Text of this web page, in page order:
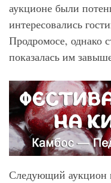
аукционе были
интересовались
Продромосе, однако
показалась им
Следующий аукцион